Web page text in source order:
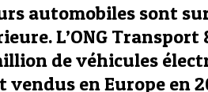
automobiles sont
L’ONG
de véhicules
en Europe en